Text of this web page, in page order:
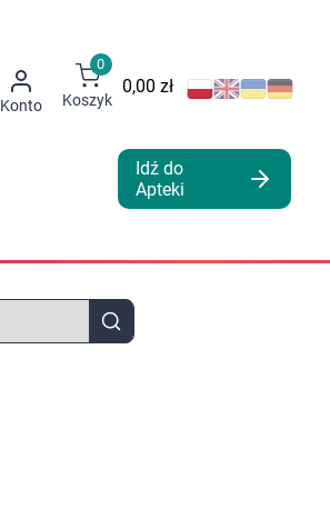
Konto
0
Koszyk
0,00 zł
Idź do
Apteki